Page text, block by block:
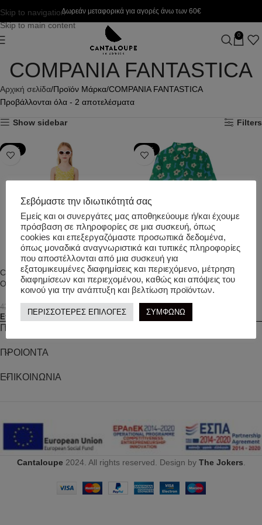
Skip to navigation
Skip to main content
Δωρεάν μεταφορικά για αγορές άνω των 60€
0
COMPANIA FANTASTICA
Αρχική σελίδα Προϊόν Μάρκα COMPANIA FANTASTICA
Προβάλλονται όλα - 2 αποτελέσματα
Show sidebar Filters
-50%
COMPANIA FANTASTICA.
Ολόσωμο μαγιό/ Yellow
42,00
Επιλογή
-50%
COMPANIA FANTASTICA. Σετ
Πουκάμισο & Σορτς
60,00 €
Επιλογή
ΠΛΗΡΟΦΟΡΙΕΣ
ΠΡΟΙΟΝΤΑ
ΕΠΙΚΟΙΝΩΝΙΑ
Cantaloupe 2024. All rights reserved. Design by The Jokers.
Σεβόμαστε την ιδιωτικότητά σας
Εμείς και οι συνεργάτες μας αποθηκεύουμε ή/και έχουμε
πρόσβαση σε πληροφορίες σε μια συσκευή, όπως
cookies και επεξεργαζόμαστε προσωπικά δεδομένα,
όπως μοναδικά αναγνωριστικά και τυπικές πληροφορίες
που αποστέλλονται από μια συσκευή για
εξατομικευμένες διαφημίσεις και περιεχόμενο, μέτρηση
διαφημίσεων και περιεχομένου, καθώς και απόψεις του
κοινού για την ανάπτυξη και βελτίωση προϊόντων.
ΠΕΡΙΣΣΟΤΕΡΕΣ ΕΠΙΛΟΓΕΣ ΣΥΜΦΩΝΩ